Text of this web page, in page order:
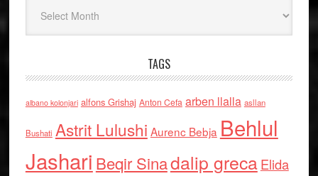
TAGS
albano kolonjari alfons Grishaj Anton Cefa arben llalla asllan
Bushati Astrit Lulushi Aurenc Bebja Behlul
Jashari Beqir Sinadalip grecaElida